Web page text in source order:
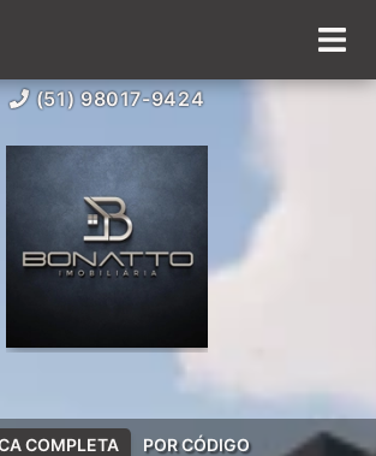
(51) 98017-9424
COMPLETA POR CÓDIGO